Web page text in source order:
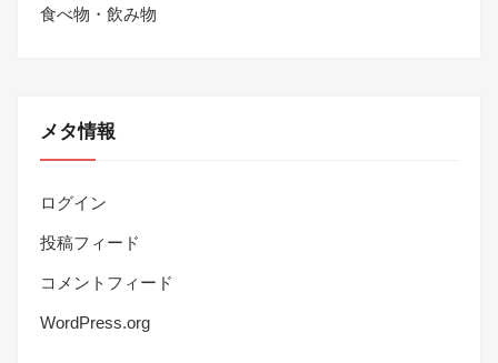
食べ物・飲み物
メタ情報
ログイン
投稿フィード
コメントフィード
WordPress.org